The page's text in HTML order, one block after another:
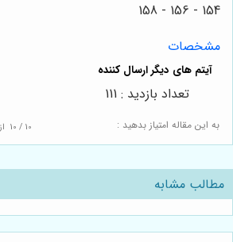
154 - 156 - 158
مشخصات
به این مقاله امتیاز بدهید : 10 / 10 از
تعداد بازدید : 111
مطالب مشابه